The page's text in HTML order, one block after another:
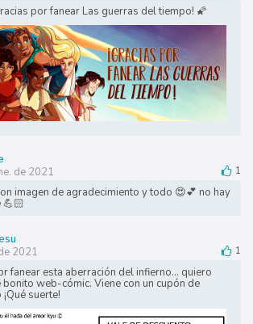
por fanear Las guerras del tiempo! 🌠
de 2021
1
imagen de agradecimiento y todo 😍💕 no hay
💪🏻
2021
1
fanear esta aberración del infierno... quiero
bonito web-cómic. Viene con un cupón de
suerte!